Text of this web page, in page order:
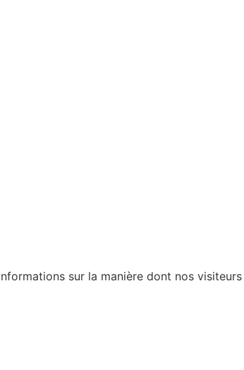
sur la manière dont nos